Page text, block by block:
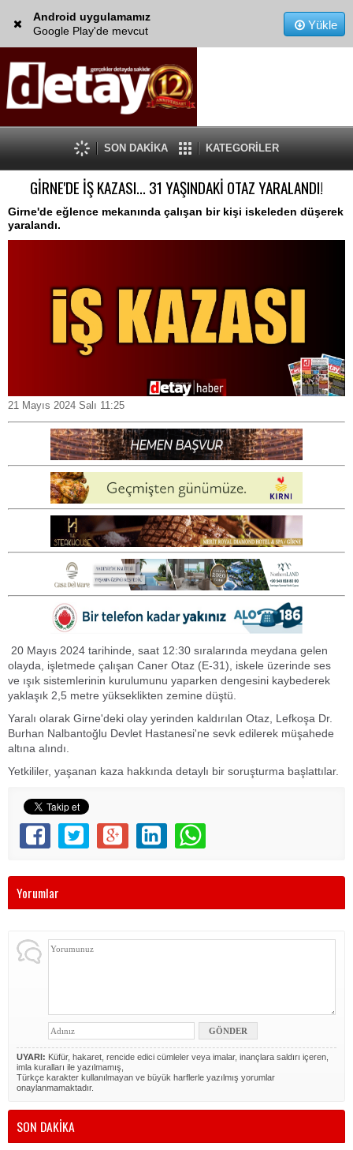
Android uygulamamız
Google Play'de mevcut
Yükle
SON DAKİKA KATEGORİLER
GİRNE'DE İŞ KAZASI... 31 YAŞINDAKİ OTAZ YARALANDI!
Girne'de eğlence mekanında çalışan bir kişi iskeleden düşerek
yaralandı.
21 Mayıs 2024 Salı 11:25
20 Mayıs 2024 tarihinde, saat 12:30 sıralarında meydana gelen
olayda, işletmede çalışan Caner Otaz (E-31), iskele üzerinde ses
ve ışık sistemlerinin kurulumunu yaparken dengesini kaybederek
yaklaşık 2,5 metre yükseklikten zemine düştü.
Yaralı olarak Girne'deki olay yerinden kaldırılan Otaz, Lefkoşa Dr.
Burhan Nalbantoğlu Devlet Hastanesi'ne sevk edilerek müşahede
altına alındı.
Yetkililer, yaşanan kaza hakkında detaylı bir soruşturma başlattılar.
Yorumlar
UYARI: Küfür, hakaret, rencide edici cümleler veya imalar, inançlara saldırı içeren,
imla kuralları ile yazılmamış,
Türkçe karakter kullanılmayan ve büyük harflerle yazılmış yorumlar
onaylanmamaktadır.
SON DAKİKA